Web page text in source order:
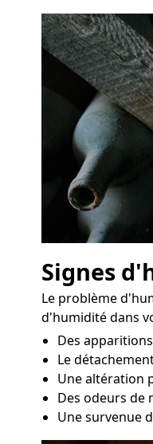
Signes
Le problème
d'humidité dans
Des
Le
Une altération
Des odeurs de
Une survenue